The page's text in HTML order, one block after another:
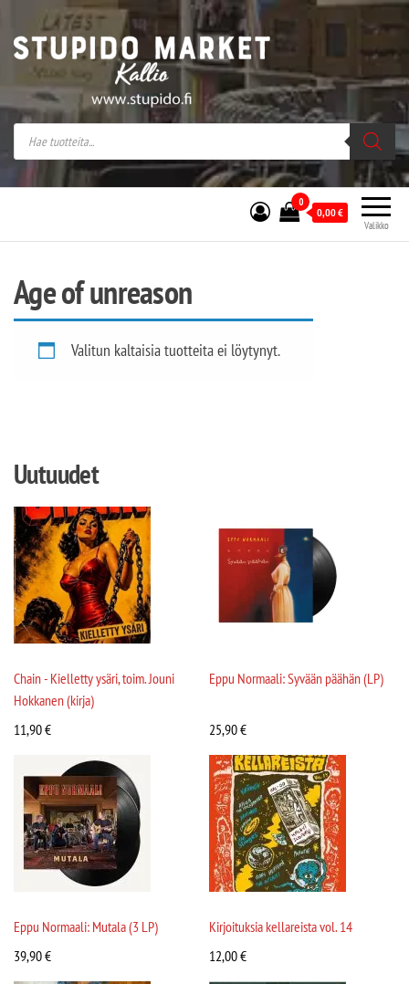
Stupido Market – verkossa ja kivijalassa
Stupido Market on vaihtoehtomusaan
erikoistunut verkko- sekä
kivijalkakauppa Helsingissä Kallion
sydämessä.
Valikko
0
0,00€
Age of unreason
Valitun kaltaisia tuotteita ei löytynyt.
Uutuudet
Chain - Kielletty ysäri, toim. Jouni
Hokkanen (kirja)
11,90€
Eppu Normaali: Syvään päähän (LP)
25,90€
Eppu Normaali: Mutala (3 LP)
39,90€
Kirjoituksia kellareista vol. 14
12,00€